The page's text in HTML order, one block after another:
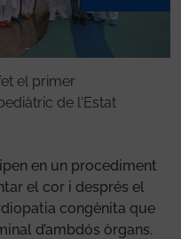
el primer
de l'Estat
en un procediment
el cor i després el
congènita que
d’ambdós òrgans.